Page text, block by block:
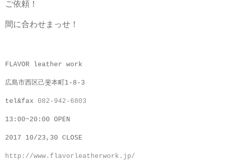
ご依頼！
間に合わせまっせ！
FLAVOR leather work
広島市西区己斐本町1-8-3
tel&fax 082-942-6803
13:00~20:00 OPEN
2017 10/23,30 CLOSE
http://www.flavorleatherwork.jp/